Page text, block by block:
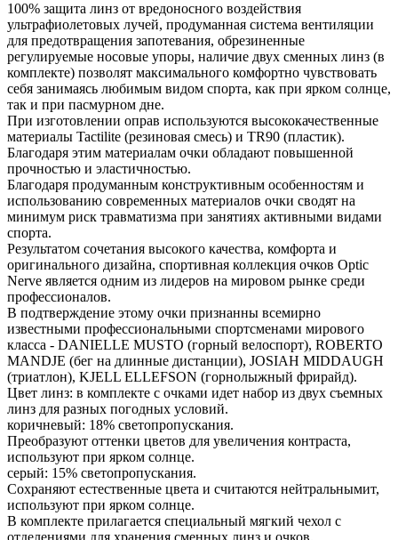
100% защита линз от вредоносного воздействия
ультрафиолетовых лучей, продуманная система вентиляции
для предотвращения запотевания, обрезиненные
регулируемые носовые упоры, наличие двух сменных линз (в
комплекте) позволят максимального комфортно чувствовать
себя занимаясь любимым видом спорта, как при ярком солнце,
так и при пасмурном дне.
При изготовлении оправ используются высококачественные
материалы Tactilite (резиновая смесь) и TR90 (пластик).
Благодаря этим материалам очки обладают повышенной
прочностью и эластичностью.
Благодаря продуманным конструктивным особенностям и
использованию современных материалов очки сводят на
минимум риск травматизма при занятиях активными видами
спорта.
Результатом сочетания высокого качества, комфорта и
оригинального дизайна, спортивная коллекция очков Optic
Nerve является одним из лидеров на мировом рынке среди
профессионалов.
В подтверждение этому очки признанны всемирно
известными профессиональными спортсменами мирового
класса - DANIELLE MUSTO (горный велоспорт), ROBERTO
MANDJE (бег на длинные дистанции), JOSIAH MIDDAUGH
(триатлон), KJELL ELLEFSON (горнолыжный фрирайд).
Цвет линз: в комплекте с очками идет набор из двух съемных
линз для разных погодных условий.
коричневый: 18% светопропускания.
Преобразуют оттенки цветов для увеличения контраста,
используют при ярком солнце.
серый: 15% светопропускания.
Сохраняют естественные цвета и считаются нейтральнымит,
используют при ярком солнце.
В комплекте прилагается специальный мягкий чехол с